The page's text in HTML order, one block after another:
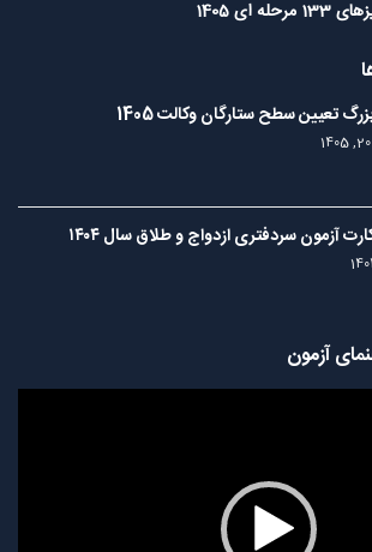
ای 1405
تعیین سطح ستارگان وکالت 1405
آزمون سردفتری ازدواج و طلاق سال ۱۴۰۴
آزمون